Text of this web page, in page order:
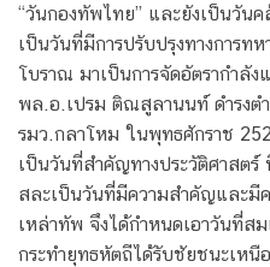
“วันกองทัพไทย” และยังเป็นวัน
เป็นวันที่มีการปรับปรุงทางการท
โบราณ มาเป็นการจัดอัตรากำลั
พล.อ.เปรม ติณสูลานนท์ ดำรงต
รมว.กลาโหม ในพุทธศักราช
เป็นวันที่สำคัญทางประวัติศาสต
สละเป็นวันที่มีความสำคัญและมี
เหล่าทัพ จึงได้กำหนดเอาวันที่สม
กระทำยุทธหัตถีได้รับชัยชนะเหนื